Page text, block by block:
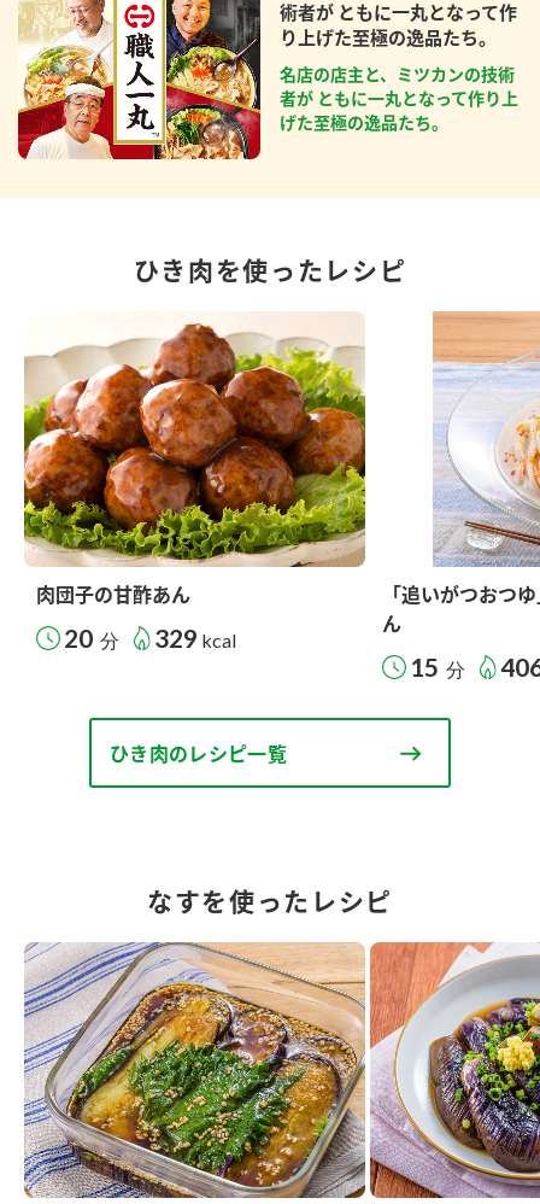
術者が ともに一丸となって作
り上げた至極の逸品たち。
名店の店主と、ミツカンの技術
者が ともに一丸となって作り上
げた至極の逸品たち。
ひき肉を使ったレシピ
肉団子の甘酢あん
20 分 329 kcal
「追いがつおつ
ん
15 分
ひき肉のレシピ一覧
なすを使ったレシピ